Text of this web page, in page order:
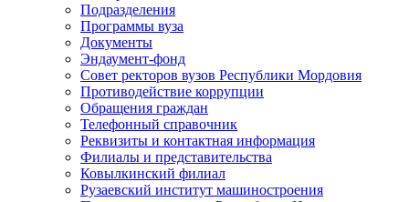
Подразделения
Программы вуза
Документы
Эндаумент-фонд
Совет ректоров вузов Республики Мордовия
Противодействие коррупции
Обращения граждан
Телефонный справочник
Реквизиты и контактная информация
Филиалы и представительства
Ковылкинский филиал
Рузаевский институт машиностроения